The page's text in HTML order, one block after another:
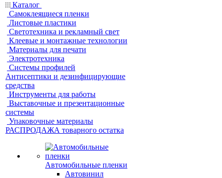
Каталог
Самоклеящиеся пленки
Листовые пластики
Светотехника и рекламный свет
Клеевые и монтажные технологии
Материалы для печати
Электротехника
Системы профилей
Антисептики и дезинфицирующие
средства
Инструменты для работы
Выставочные и презентационные
системы
Упаковочные материалы
РАСПРОДАЖА товарного остатка
Автомобильные пленки
Автовинил